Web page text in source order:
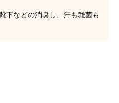
下などの消臭し、汗も雑菌も